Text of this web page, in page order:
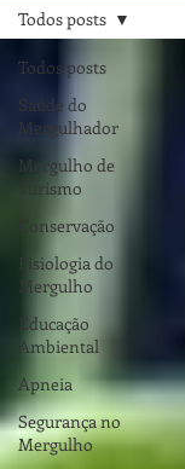
Todos posts
Saúde do
Mergulhador
Mergulho de
Turismo
Conservação
Fisiologia do
Mergulho
Educação
Ambiental
Apneia
Segurança no
Mergulho
Todos posts